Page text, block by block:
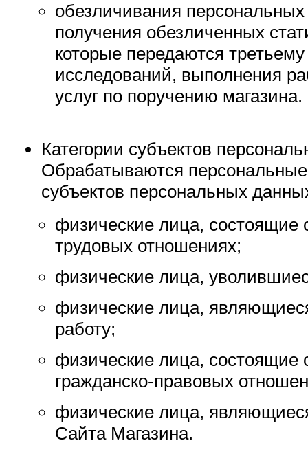
обезличивания
получения обезличенных
которые передаются
исследований, выполнения
услуг по поручению магазина.
Категории субъектов
Обрабатываются
субъектов персональных
физические лица,
трудовых отношениях;
физические лица,
физические лица,
работу;
физические лица,
гражданско-правовых
физические лица,
Сайта Магазина.